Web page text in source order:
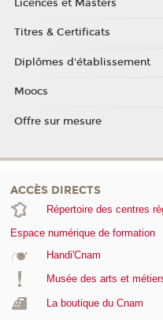
Licences et Masters
Titres & Certificats
Diplômes d'établissement
Moocs
Offre sur mesure
ACCÈS DIRECTS
Répertoire des centres
Espace numérique de formation
Handi'Cnam
Musée des arts et
La boutique du Cnam